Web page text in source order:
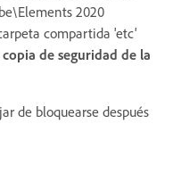
2020
compartida 'etc'
de seguridad de la
de bloquearse después